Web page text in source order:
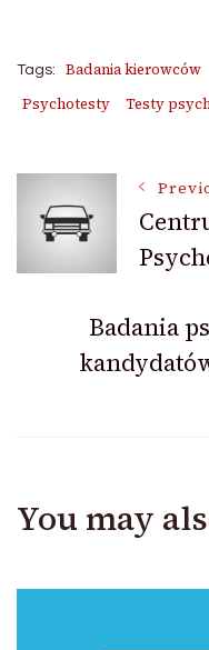
Tags: Badania kierowców
Psychotesty
Testy
Post
Badania
You may